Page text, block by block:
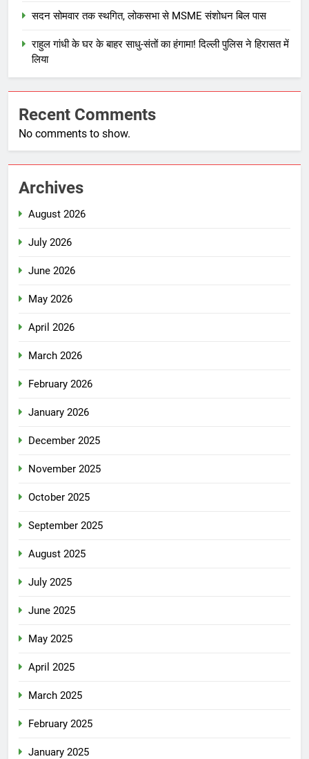
सदन सोमवार तक स्थगित, लोकसभा से MSME संशोधन बिल पास
राहुल गांधी के घर के बाहर साधु-संतों का हंगामा! दिल्ली पुलिस ने हिरासत में
लिया
Recent Comments
No comments to show.
Archives
August 2026
July 2026
June 2026
May 2026
April 2026
March 2026
February 2026
January 2026
December 2025
November 2025
October 2025
September 2025
August 2025
July 2025
June 2025
May 2025
April 2025
March 2025
February 2025
January 2025